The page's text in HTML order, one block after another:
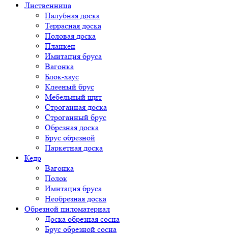
Лиственница
Палубная доска
Террасная доска
Половая доска
Планкен
Имитация бруса
Вагонка
Блок-хаус
Клееный брус
Мебельный щит
Строганная доска
Строганный брус
Обрезная доска
Брус обрезной
Паркетная доска
Кедр
Вагонка
Полок
Имитация бруса
Необрезная доска
Обрезной пиломатериал
Доска обрезная сосна
Брус обрезной сосна